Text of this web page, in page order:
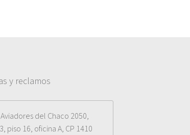
y reclamos
del Chaco 2050,
piso 16, oficina A, CP 1410